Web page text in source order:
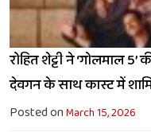
रोहित शेट्टी ने ‘गोलमाल
देवगन के साथ कास्ट में
Posted onMarch 15, 2026